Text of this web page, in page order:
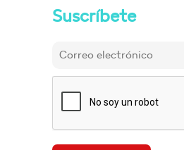
Suscríbete